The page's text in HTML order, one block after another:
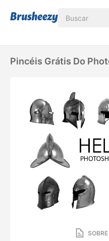
Pincéis Grátis Do